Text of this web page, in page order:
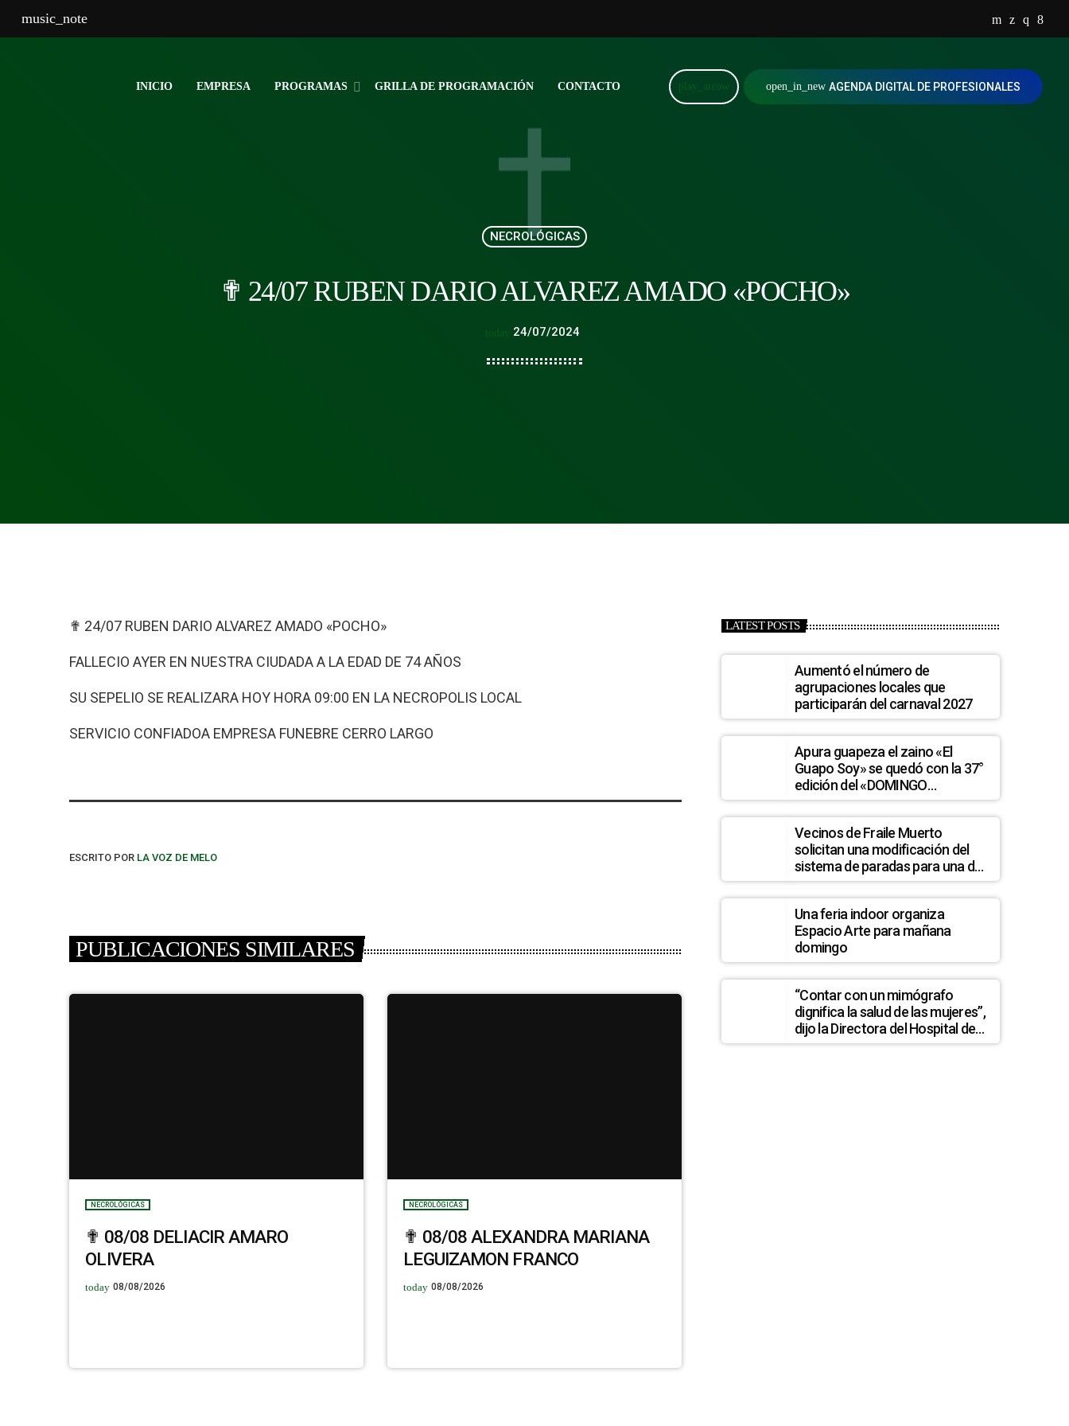
music_note
INICIO EMPRESA PROGRAMAS GRILLA DE PROGRAMACIÓN CONTACTO play_arrow open_in_new AGENDA DIGITAL DE PROFESIONALES
NECROLÓGICAS
✟ 24/07 RUBEN DARIO ALVAREZ AMADO «POCHO»
today 24/07/2024
✟ 24/07 RUBEN DARIO ALVAREZ AMADO «POCHO»
FALLECIO AYER EN NUESTRA CIUDADA A LA EDAD DE 74 AÑOS
SU SEPELIO SE REALIZARA HOY HORA 09:00 EN LA NECROPOLIS LOCAL
SERVICIO CONFIADOA EMPRESA FUNEBRE CERRO LARGO
ESCRITO POR LA VOZ DE MELO
PUBLICACIONES SIMILARES
NECROLÓGICAS
✟ 08/08 DELIACIR AMARO
OLIVERA
today 08/08/2026
NECROLÓGICAS
✟ 08/08 ALEXANDRA MARIANA
LEGUIZAMON FRANCO
today 08/08/2026
LATEST POSTS
Aumentó el número de
agrupaciones locales que
participarán del carnaval 2027
Apura guapeza el zaino «El
Guapo Soy» se quedó con la 37°
edición del «DOMINGO
NAVARRO»
Vecinos de Fraile Muerto
solicitan una modificación del
sistema de paradas para una de
las frecuencias de ómnibus que
circulan por Ruta 7
Una feria indoor organiza
Espacio Arte para mañana
domingo
“Contar con un mimógrafo
dignifica la salud de las mujeres”,
dijo la Directora del Hospital de
Treinta y Tres